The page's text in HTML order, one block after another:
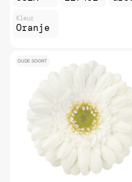
Kleur
Oranje
OUDE SOORT